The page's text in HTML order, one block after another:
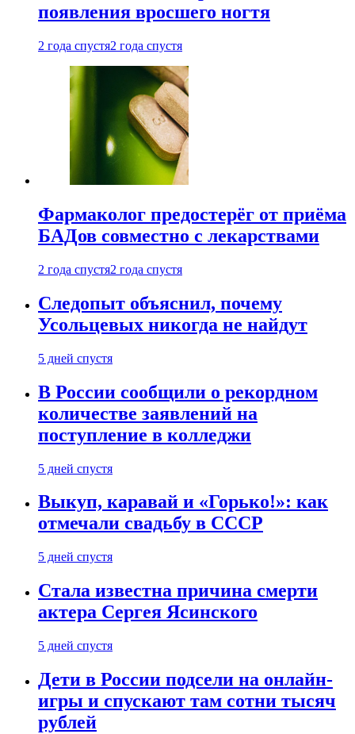
появления вросшего ногтя
2 года спустя2 года спустя
Фармаколог предостерёг от приёма
БАДов совместно с лекарствами
2 года спустя2 года спустя
Следопыт объяснил, почему
Усольцевых никогда не найдут
5 дней спустя
В России сообщили о рекордном
количестве заявлений на
поступление в колледжи
5 дней спустя
Выкуп, каравай и «Горько!»: как
отмечали свадьбу в СССР
5 дней спустя
Стала известна причина смерти
актера Сергея Ясинского
5 дней спустя
Дети в России подсели на онлайн-
игры и спускают там сотни тысяч
рублей